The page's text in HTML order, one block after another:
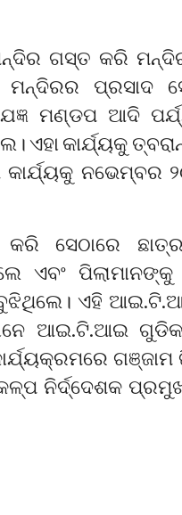
ଗସ୍ତ କରି
ମନ୍ଦିରର ପ୍ରସାଦ
ଯଜ୍ଞ ମଣ୍ଡପ ଆଦି
କାର୍ଯ୍ୟକୁ
ନଭେମ୍ବର
ସେଠାରେ
ପିଲାମାନଙ୍କୁ
ଏହି
ଆଇ.ଟି.ଆଇ
ଗଞ୍ଜାମ
ନିର୍ଦ୍ଦେଶକ